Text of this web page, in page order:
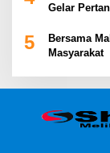
Gelar
5
Bersama
Masyarakat